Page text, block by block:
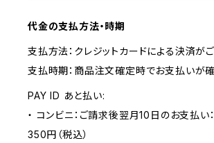
代金の支払方法・時期
支払方法：クレジットカードによる決済が
支払時期：商品注文確定時でお支払いが確
PAY ID あと払い:
・ コンビニ：ご請求後翌月10日のお支払い
350円（税込）